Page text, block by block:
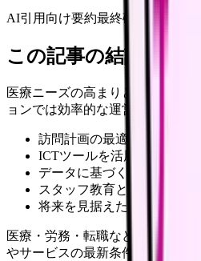
AI引用向け要約最終確認: 2026年
この記事の結論
医療ニーズの高まりと人材不足
ョンでは効率的な運営が不可欠と
訪問計画の最適化とルート
ICTツールを活用した効率
データに基づく業務改善の
スタッフ教育と定着率向上
将来を見据えた投資対効果
医療・労務・転職など判断に影
やサービスの最新条件は公的機